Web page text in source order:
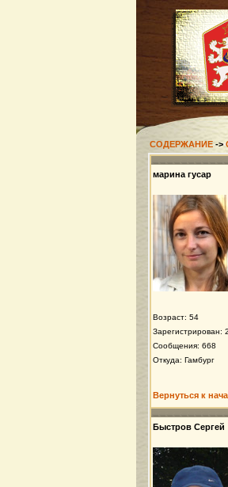
СОДЕРЖАНИЕ ->
марина гусар
Возраст: 54
Зарегистрирован:
Сообщения: 668
Откуда: Гамбург
Вернуться к
Быстров Сергей